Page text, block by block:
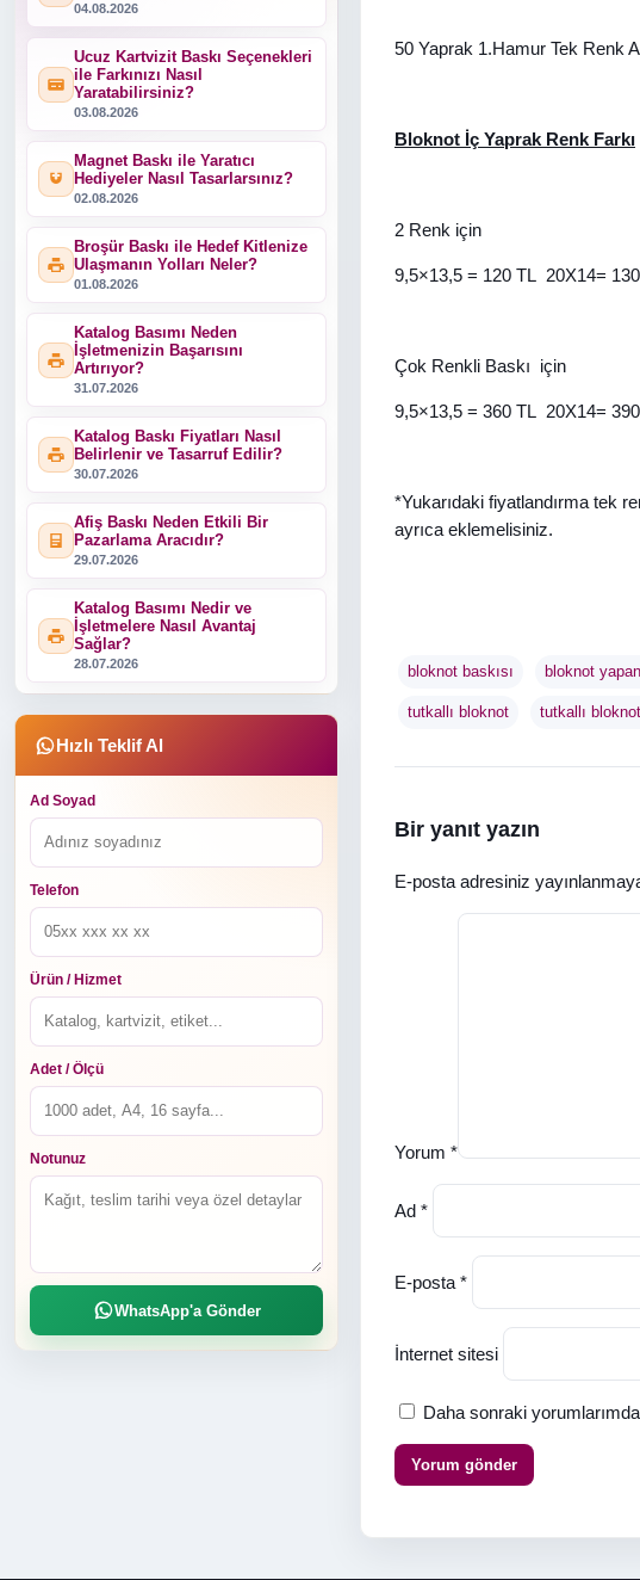
04.08.2026
Ucuz Kartvizit Baskı Seçenekleri
ile Farkınızı Nasıl
Yaratabilirsiniz?
03.08.2026
Magnet Baskı ile Yaratıcı
Hediyeler Nasıl Tasarlarsınız?
02.08.2026
Broşür Baskı ile Hedef Kitlenize
Ulaşmanın Yolları Neler?
01.08.2026
Katalog Basımı Neden
İşletmenizin Başarısını
Artırıyor?
31.07.2026
Katalog Baskı Fiyatları Nasıl
Belirlenir ve Tasarruf Edilir?
30.07.2026
Afiş Baskı Neden Etkili Bir
Pazarlama Aracıdır?
29.07.2026
Katalog Basımı Nedir ve
İşletmelere Nasıl Avantaj
Sağlar?
28.07.2026
Hızlı Teklif Al
Ad Soyad
Telefon
Ürün / Hizmet
Adet / Ölçü
Notunuz
WhatsApp'a Gönder
50 Yaprak 1.Hamur Tek Renk
Bloknot İç Yaprak Renk Farkı
2 Renk için
9,5×13,5 = 120 TL 20X14= 130
Çok Renkli Baskı için
9,5×13,5 = 360 TL 20X14= 390
*Yukarıdaki fiyatlandırma tek
ayrıca eklemelisiniz.
bloknot baskısı bloknot
tutkallı bloknot tutkallı
Bir yanıt yazın
E-posta adresiniz
Yorum *
Ad *
E-posta *
İnternet sitesi
Daha sonraki